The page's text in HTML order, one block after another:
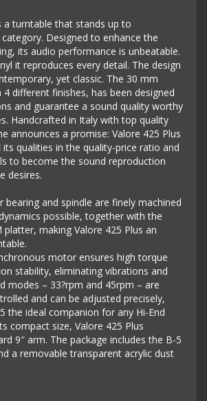
a turntable that stands up to
Designed to enhance the
its audio performance is unbeatable.
it reproduces every detail. The design
yet classic. The 30 mm
4 different finishes, has been designed
and guarantee a sound quality worthy
Handcrafted in Italy with top quality
announces a promise: Valore 425 Plus
qualities in the quality-price ratio and
to become the sound reproduction
desires.
bearing and spindle are finely machined
possible, together with the
platter, making Valore 425 Plus an
motor ensures high torque
stability, eliminating vibrations and
modes – 33?rpm and 45rpm – are
and can be adjusted precisely,
the ideal companion for any Hi-End
compact size, Valore 425 Plus
9″ arm. The package includes the B-5
a removable transparent acrylic dust